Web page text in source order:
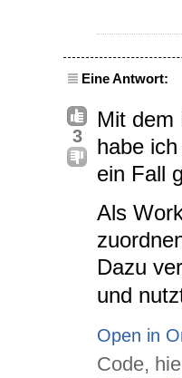
Eine Antwort:
3
Mit dem
habe
ein Fall
Als
Dazu
und
Open in
Code,